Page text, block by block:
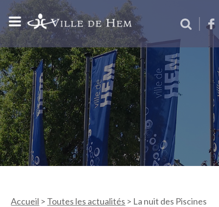
Accueil > Toutes les actualités > La nuit des Piscines